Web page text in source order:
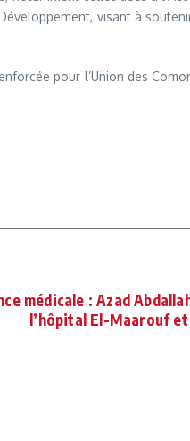
visant à
pour l’Union des
médicale : Azad
l’hôpital El-Maarouf